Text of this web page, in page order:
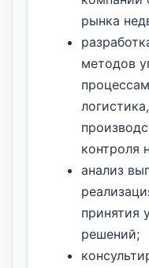
рынка
методов
контроля
анализ
принятия
решений;